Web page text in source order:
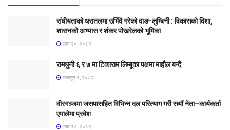
संघीयताको धरातलमा उभिँदै गरेको दाङ-लुम्बिनी : विकासको दिशा,
शासनको अभ्यास र शंकर पोखरेलको भूमिका
माघ २०, २०८२
रामधुनी ६ र ७ मा टिकाराम लिम्बूका पक्षमा माहौल बन्दै
फाल्गुन १, २०८२
वीरगञ्जमा जसपासहित विभिन्न दल परित्याग गरी सयौं नेता–कार्यकर्ता
एमालेमा प्रवेश
माघ १७, २०८२